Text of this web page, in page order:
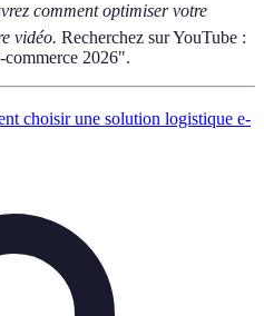
comment optimiser votre
vidéo. Recherchez sur YouTube :
2026".
choisir une solution logistique e-